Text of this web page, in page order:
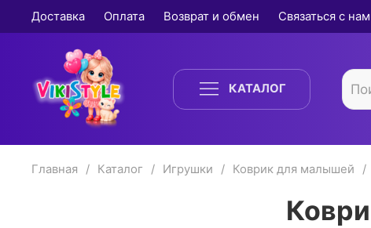
Доставка Оплата Возврат и обмен Связаться с
КАТАЛОГ
Главная Каталог Игрушки Коврик для малышей